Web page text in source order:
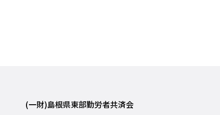
(一財)島根県東部勤労者共済会